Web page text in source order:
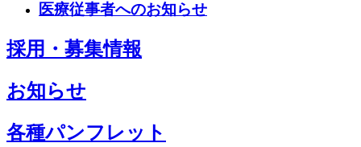
医療従事者へのお知らせ
採用・募集情報
お知らせ
各種パンフレット